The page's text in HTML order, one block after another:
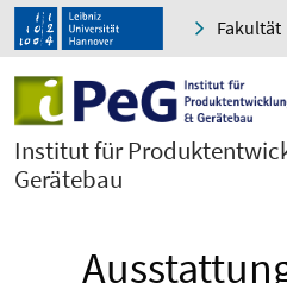
Fakultät
Institut für
Gerätebau